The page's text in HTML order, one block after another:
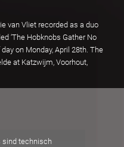
van Vliet recorded as a duo
‘The Hobknobs Gather No
on Monday, April 28th. The
at Katzwijm, Voorhout,
sind technisch